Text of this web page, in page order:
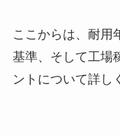
ここからは、耐用
基準、そして工場
ントについて詳し